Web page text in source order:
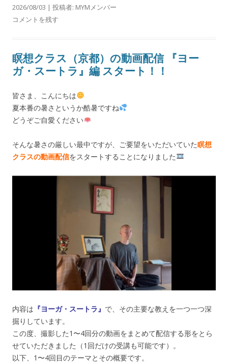
2026/08/03 | 投稿者: MYMメンバー
コメントを残す
瞑想クラス（京都）の動画配信 『ヨー
ガ・スートラ』編 スタート！！
皆さま、こんにちは
夏本番の暑さというか酷暑ですね
どうぞご自愛ください
そんな暑さの厳しい最中ですが、ご要望をいただいていた瞑想
クラスの動画配信をスタートすることになりました
内容は 『ヨーガ・スートラ』 で、その主要な教えを一つ一つ深
掘りしています。
この度、撮影した1〜4回分の動画をまとめて配信する形をとら
せていただきました（1回だけの受講も可能です）。
以下、1〜4回目のテーマとその概要です。